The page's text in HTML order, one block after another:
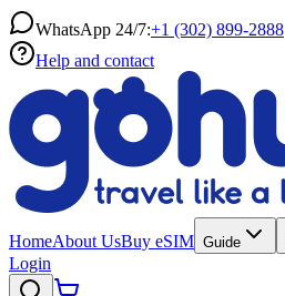
WhatsApp 24/7:+1 (302) 899-2888
Help and contact
HomeAbout UsBuy eSIM Guide
Login